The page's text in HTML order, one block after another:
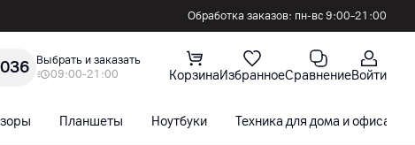
Обработка заказов: пн-вс 9:00–21:00
Выбрать и заказать
09:00-21:00
КорзинаИзбранноеСравнениеВойти
Планшеты Ноутбуки Техника для дома и офиса